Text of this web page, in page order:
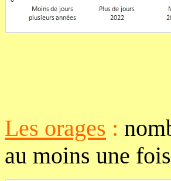
Les orages :
au moins une fois